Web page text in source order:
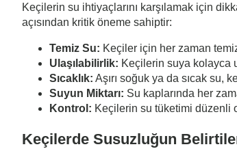
Keçilerin su ihtiyaçlarını karşılamak için
açısından kritik öneme sahiptir:
Temiz Su: Keçiler için her zaman
Ulaşılabilirlik: Keçilerin suya kolayca
Sıcaklık: Aşırı soğuk ya da sıcak su,
Suyun Miktarı: Su kaplarında her
Kontrol: Keçilerin su tüketimi düzenli
Keçilerde Susuzluğun